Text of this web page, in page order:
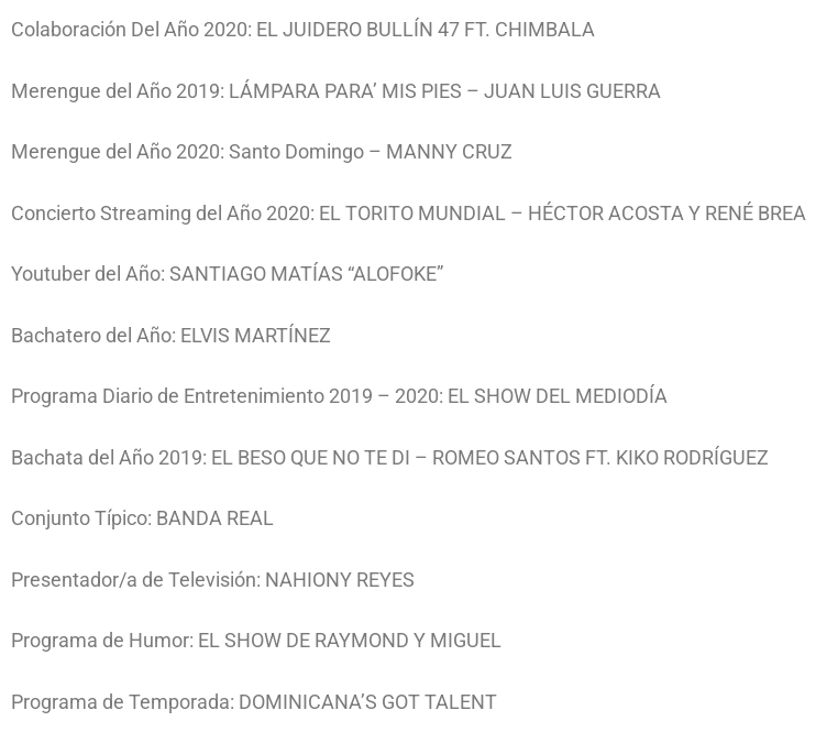
Colaboración Del Año 2020: EL JUIDERO BULLÍN 47 FT. CHIMBALA
Merengue del Año 2019: LÁMPARA PARA’ MIS PIES – JUAN LUIS GUERRA
Merengue del Año 2020: Santo Domingo – MANNY CRUZ
Concierto Streaming del Año 2020: EL TORITO MUNDIAL – HÉCTOR ACOSTA Y RENÉ BREA
Youtuber del Año: SANTIAGO MATÍAS “ALOFOKE”
Bachatero del Año: ELVIS MARTÍNEZ
Programa Diario de Entretenimiento 2019 – 2020: EL SHOW DEL MEDIODÍA
Bachata del Año 2019: EL BESO QUE NO TE DI – ROMEO SANTOS FT. KIKO RODRÍGUEZ
Conjunto Típico: BANDA REAL
Presentador/a de Televisión: NAHIONY REYES
Programa de Humor: EL SHOW DE RAYMOND Y MIGUEL
Programa de Temporada: DOMINICANA’S GOT TALENT